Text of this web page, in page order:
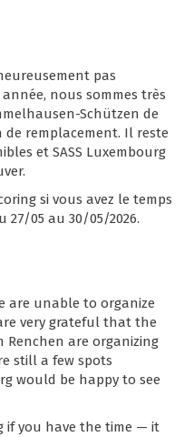
pas
nous sommes très
Schützen de
de remplacement. Il reste
et SASS Luxembourg
si vous avez le temps
05 au 30/05/2026.
are unable to organize
very grateful that the
Renchen are organizing
still a few spots
would be happy to see
if you have the time — it